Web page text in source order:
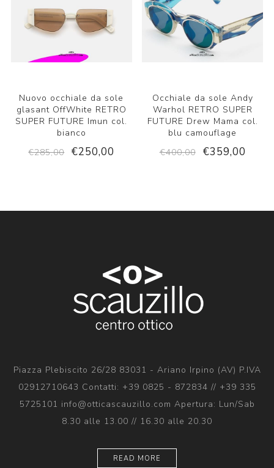
Nuovo occhiale da sole
glasant OffWhite RETRO
SUPER FUTURE Imun col.
bianco
€285,00
€250,00
Occhiale da sole Andy
Warhol RETRO SUPER
FUTURE Drew Mama col.
blu camouflage
€400,00
€359,00
Piazza Plebiscito 26/28 83031 - Ariano Irpino (AV) P.IVA
02912710643 Contatti: +39 0825 - 872834 // +39 335
5725101 info@otticascauzillo.com Apertura: Lun/Sab
8.30 alle 13.00 // 16.30 alle 20.30
READ MORE